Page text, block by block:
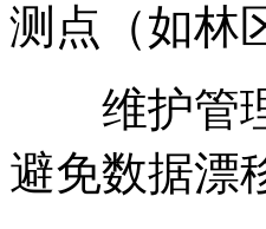
测点（如林
维护管理
避免数据漂